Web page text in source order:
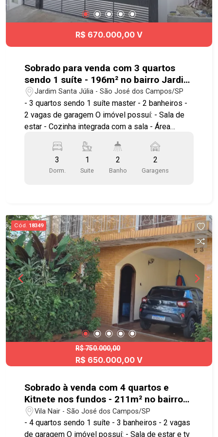
R$ 670.000,00 V
Sobrado para venda com 3 quartos
sendo 1 suíte - 196m² no bairro Jardim
Santa Julia
Jardim Santa Júlia - São José dos Campos/SP
- 3 quartos sendo 1 suíte master - 2 banheiros -
2 vagas de garagem O imóvel possuí: - Sala de
estar - Cozinha integrada com a sala - Área
coberta - Linda vista Diferenciais: Portão com
abertura automatizada Construída com materiais
de primeira Agende sua visita!!! #imobiliária
3
Dorm.
1
Suite
2
Banho
2
Garagens
Cód. 18349
R$ 750.000,00
R$ 650.000,00 V
Sobrado à venda com 4 quartos e
Kitnete nos fundos - 211m² no bairro
Vila Nair
Vila Nair - São José dos Campos/SP
- 4 quartos sendo 1 suíte - 3 banheiros - 2 vagas
de garagem O imóvel possuí: - Sala de estar e tv